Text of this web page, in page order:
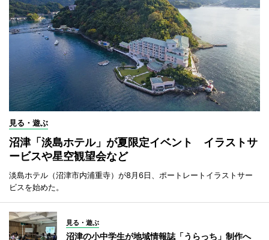
見る・遊ぶ
沼津「淡島ホテル」が夏限定イベント イラストサ
ービスや星空観望会など
淡島ホテル（沼津市内浦重寺）が8月6日、ポートレートイラストサー
ビスを始めた。
見る・遊ぶ
沼津の小中学生が地域情報誌「うらっち」制作へ